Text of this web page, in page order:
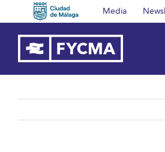
al
contenido
Media